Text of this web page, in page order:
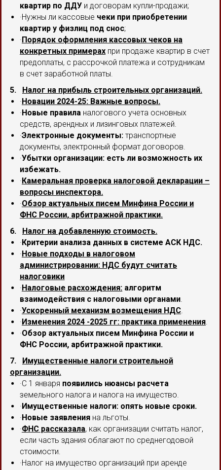
квартир по ДДУ и договорам купли-продажи;
·Нужны ли кассовые чеки при приобретении
квартир у физлиц под снос;
·Порядок оформления кассовых чеков на
конкретных примерах при продаже квартир в счет
предоплаты, с рассрочкой платежа и сотрудникам
в счет заработной платы.
5. Налог на прибыль строительных организаций.
·Новации 2024-25: Важные вопросы.
·Новые правила налогового учета основных
средств, арендных и лизинговых платежей.
·Электронные документы: транспортные
документы, электронный формат договоров.
·Убытки организации: есть ли возможность их
избежать.
·Камеральная проверка налоговой декларации –
вопросы инспектора.
·Обзор актуальных писем Минфина России и
ФНС России, арбитражной практики.
6. Налог на добавленную стоимость.
·Критерии анализа данных в системе АСК НДС.
·Новые подходы в налоговом
администрировании: НДС будут считать
налоговики
·Налоговые расхождения: алгоритм
взаимодействия с налоговыми органами
·Ускоренный механизм возмещения НДС
·Изменения 2024 -2025 гг: практика применения
·Обзор актуальных писем Минфина России и
ФНС России, арбитражной практики.
7. Имущественные налоги строительной
организации.
·С 1 января появились нюансы расчета
земельного налога и налога на имущество.
·Имущественные налоги: опять новые сроки.
·Новые заявления на льготы.
·ФНС рассказала, как организации считать налог,
если часть здания облагают по среднегодовой
стоимости.
·Налог на имущество организаций при аренде